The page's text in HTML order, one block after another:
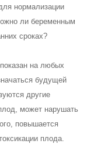
нормализации
ли беременным
сроках?
на любых
будущей
другие
может нарушать
повышается
плода.